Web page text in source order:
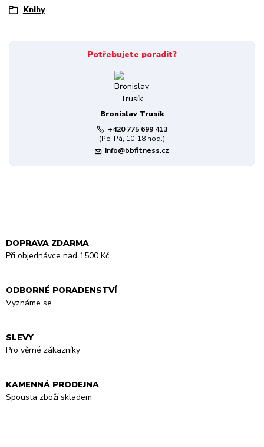
Knihy
Potřebujete poradit?
Bronislav Trusík
+420 775 699 413
(Po-Pá, 10-18 hod.)
info@bbfitness.cz
DOPRAVA ZDARMA
Při objednávce nad 1500 Kč
ODBORNÉ PORADENSTVÍ
Vyznáme se
SLEVY
Pro věrné zákazníky
KAMENNÁ PRODEJNA
Spousta zboží skladem